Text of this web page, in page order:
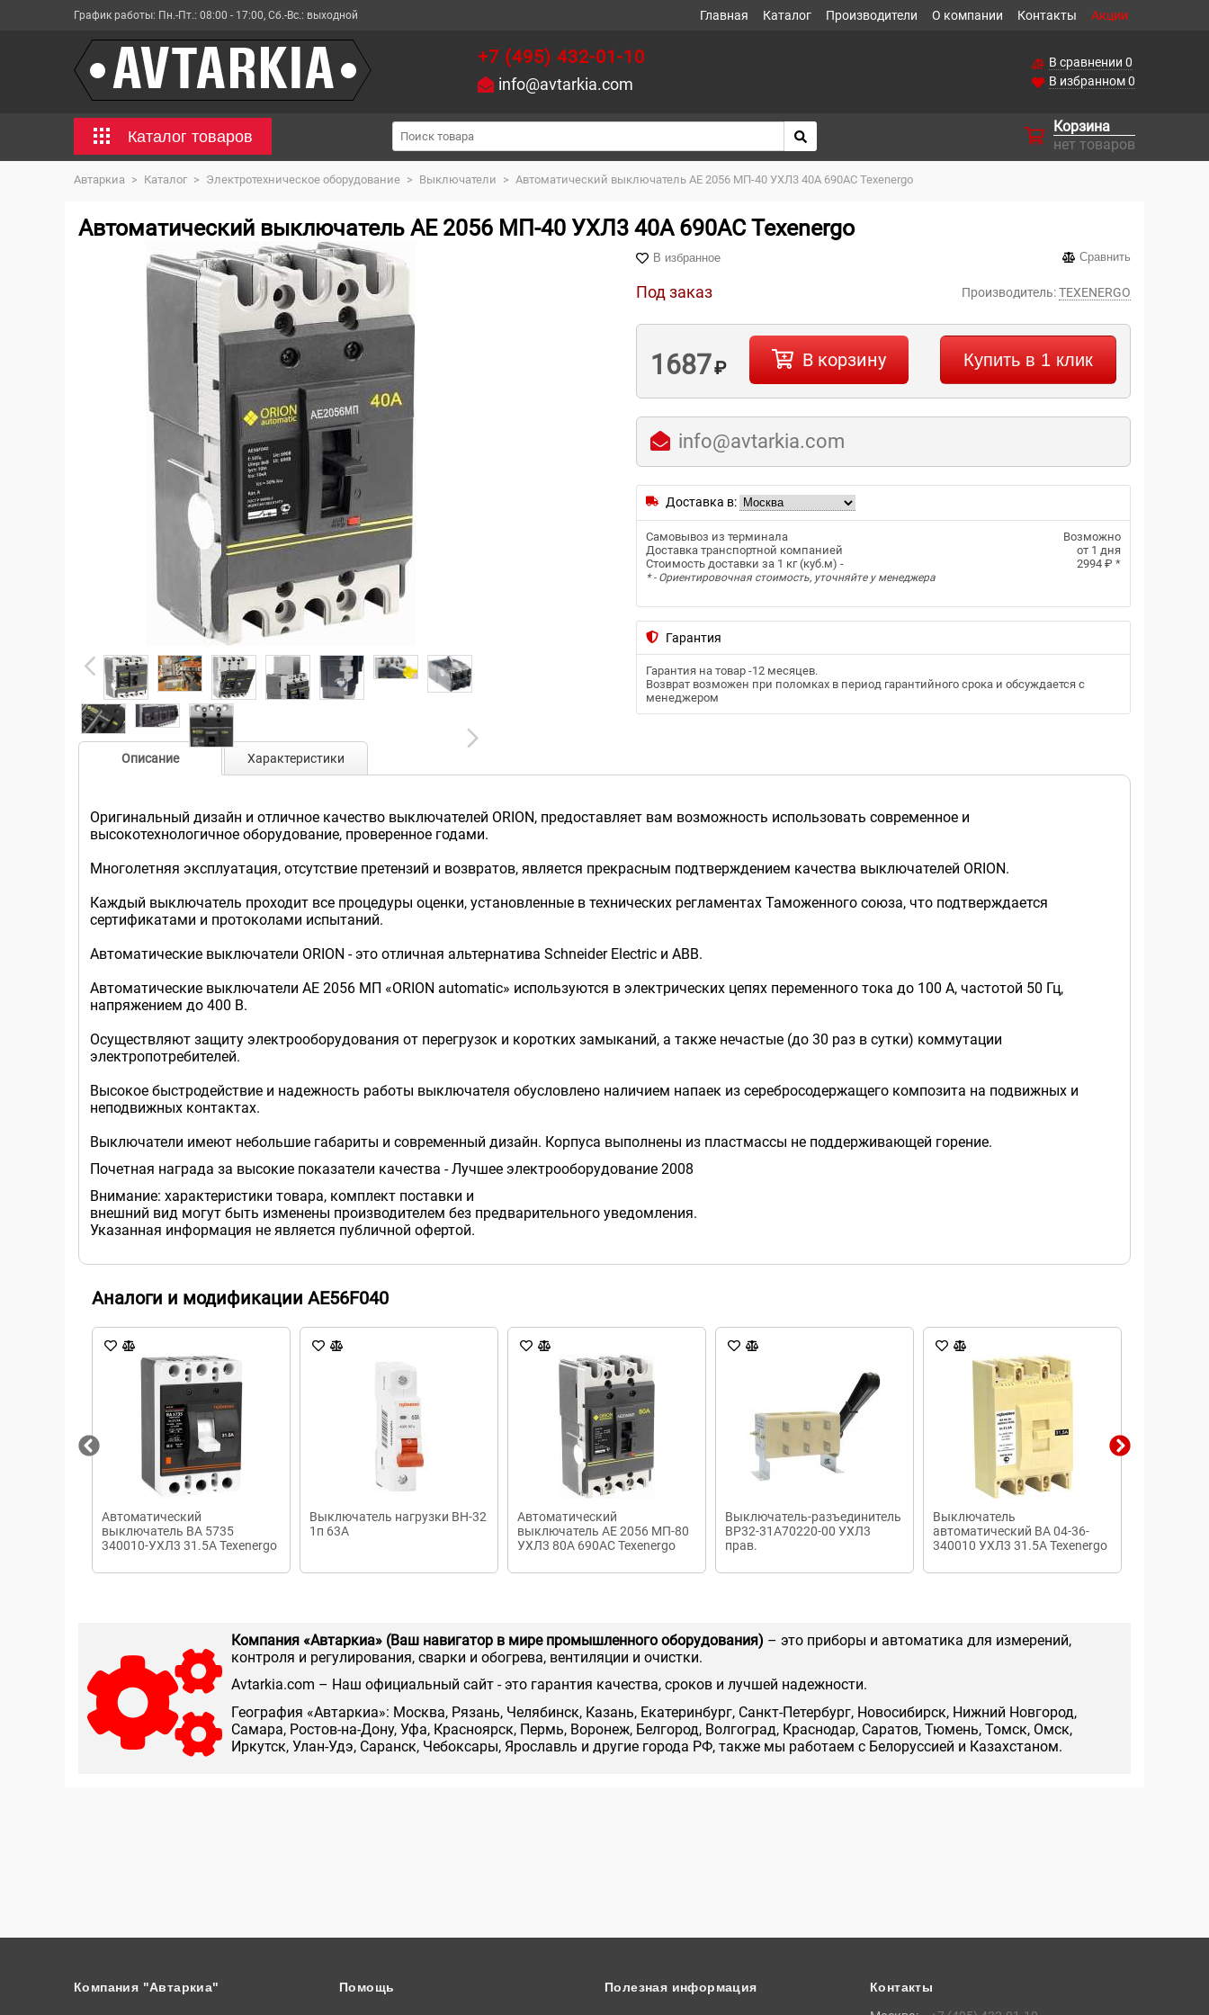
График работы: Пн.-Пт.: 08:00 - 17:00, Сб.-Вс.: выходной Главная Каталог Производители О компании Контакты Акции
+7 (495) 432-01-10
info@avtarkia.com
В сравнении 0
В избранном0
Каталог товаров
Корзина
нет товаров
Автаркиа > Каталог > Электротехническое оборудование > Выключатели > Автоматический выключатель АЕ 2056 МП-40 УХЛ3 40А 690АС Texenergo
Автоматический выключатель АЕ 2056 МП-40 УХЛ3 40А 690АС Texenergo
В избранное Сравнить
Под заказ Производитель:TEXENERGO
1687₽ В корзину Купить в 1 клик
info@avtarkia.com
Доставка в:
Самовывоз из терминала
Возможно
Доставка транспортной компанией
от 1 дня
Стоимость доставки за 1 кг (куб.м) -
2994 ₽ *
* - Ориентировочная стоимость, уточняйте у менеджера
Гарантия
Гарантия на товар -12 месяцев.
Возврат возможен при поломках в период гарантийного срока и обсуждается с
менеджером
Описание Характеристики
Оригинальный дизайн и отличное качество выключателей ORION, предоставляет вам возможность использовать современное и
высокотехнологичное оборудование, проверенное годами.
Многолетняя эксплуатация, отсутствие претензий и возвратов, является прекрасным подтверждением качества выключателей ORION.
Каждый выключатель проходит все процедуры оценки, установленные в технических регламентах Таможенного союза, что подтверждается
сертификатами и протоколами испытаний.
Автоматические выключатели ORION - это отличная альтернатива Sсhneider Electric и ABB.
Автоматические выключатели AE 2056 МП «ORION automatic» используются в электрических цепях переменного тока до 100 А, частотой 50 Гц,
напряжением до 400 В.
Осуществляют защиту электрооборудования от перегрузок и коротких замыканий, а также нечастые (до 30 раз в сутки) коммутации
электропотребителей.
Высокое быстродействие и надежность работы выключателя обусловлено наличием напаек из серебросодержащего композита на подвижных и
неподвижных контактах.
Выключатели имеют небольшие габариты и современный дизайн. Корпуса выполнены из пластмассы не поддерживающей горение.
Почетная награда за высокие показатели качества - Лучшее электрооборудование 2008
Внимание: характеристики товара, комплект поставки и
внешний вид могут быть изменены производителем без предварительного уведомления.
Указанная информация не является публичной офертой.
Аналоги и модификации AE56F040
Автоматический
выключатель ВА 5735
340010-УХЛ3 31.5А Texenergo
Выключатель нагрузки ВН-32
1п 63А
Автоматический
выключатель АЕ 2056 МП-80
УХЛ3 80А 690АС Texenergo
Выключатель-разъединитель
ВР32-31А70220-00 УХЛ3
прав.
Выключатель
автоматический ВА 04-36-
340010 УХЛ3 31.5А Texenergo
Компания «Автаркиа» (Ваш навигатор в мире промышленного оборудования) – это приборы и автоматика для измерений,
контроля и регулирования, сварки и обогрева, вентиляции и очистки.
Аvtarkia.com – Наш официальный сайт - это гарантия качества, сроков и лучшей надежности.
География «Автаркиа»: Москва, Рязань, Челябинск, Казань, Екатеринбург, Санкт-Петербург, Новосибирск, Нижний Новгород,
Самара, Ростов-на-Дону, Уфа, Красноярск, Пермь, Воронеж, Белгород, Волгоград, Краснодар, Саратов, Тюмень, Томск, Омск,
Иркутск, Улан-Удэ, Саранск, Чебоксары, Ярославль и другие города РФ, также мы работаем с Белоруссией и Казахстаном.
Компания "Автаркиа" Помощь Полезная информация
Контакты